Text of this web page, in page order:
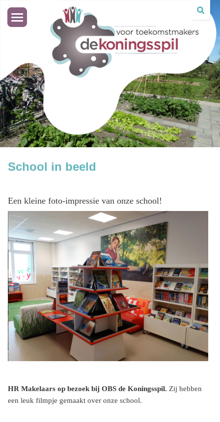
Toggle
navigation
School in beeld
Een kleine foto-impressie van onze school!
HR Makelaars op bezoek bij OBS de Koningsspil. Zij hebben
een leuk filmpje gemaakt over onze school.